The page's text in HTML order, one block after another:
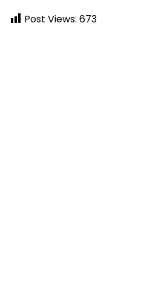
Post Views: 673